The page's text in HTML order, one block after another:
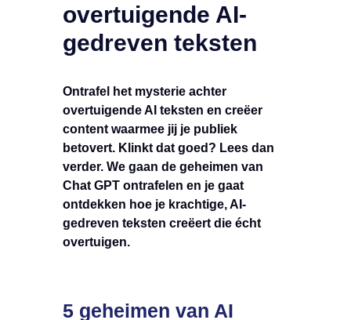
overtuigende AI-
gedreven teksten
Ontrafel het mysterie achter
overtuigende AI teksten en creëer
content waarmee jij je publiek
betovert. Klinkt dat goed? Lees dan
verder. We gaan de geheimen van
Chat GPT ontrafelen en je gaat
ontdekken hoe je krachtige, AI-
gedreven teksten creëert die écht
overtuigen.
5 geheimen van AI